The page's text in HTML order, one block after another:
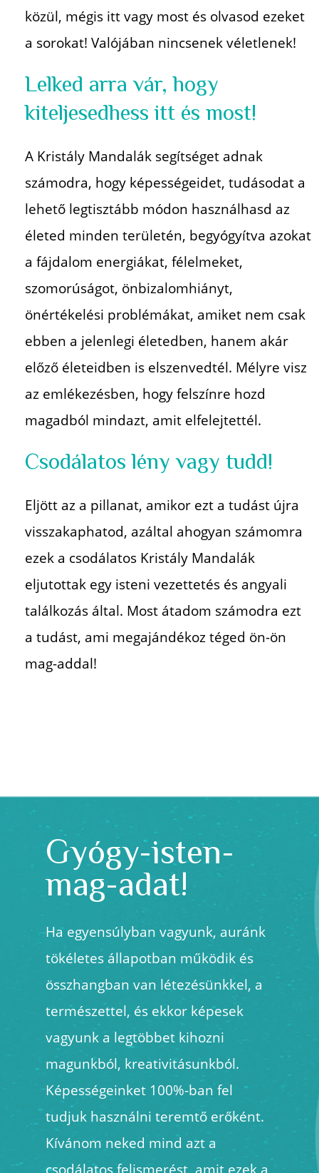
közül, mégis itt vagy most és olvasod ezeket
a sorokat! Valójában nincsenek véletlenek!
Lelked arra vár, hogy
kiteljesedhess itt és most!
A Kristály Mandalák segítséget adnak
számodra, hogy képességeidet, tudásodat a
lehető legtisztább módon használhasd az
életed minden területén, begyógyítva azokat
a fájdalom energiákat, félelmeket,
szomorúságot, önbizalomhiányt,
önértékelési problémákat, amiket nem csak
ebben a jelenlegi életedben, hanem akár
előző életeidben is elszenvedtél. Mélyre visz
az emlékezésben, hogy felszínre hozd
magadból mindazt, amit elfelejtettél.
Csodálatos lény vagy tudd!
Eljött az a pillanat, amikor ezt a tudást újra
visszakaphatod, azáltal ahogyan számomra
ezek a csodálatos Kristály Mandalák
eljutottak egy isteni vezettetés és angyali
találkozás által. Most átadom számodra ezt
a tudást, ami megajándékoztéged ön-ön
mag-addal!
Gyógy-isten-
mag-adat!
Ha egyensúlyban vagyunk, auránk
tökéletes állapotban működik és
összhangban van létezésünkkel, a
természettel, és ekkor képesek
vagyunk a legtöbbet kihozni
magunkból, kreativitásunkból.
Képességeinket 100%-ban fel
tudjuk használni teremtő erőként.
Kívánom neked mind azt a
csodálatos felismerést, amit ezek a